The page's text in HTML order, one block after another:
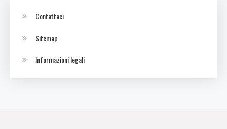
Contattaci
Sitemap
Informazioni legali